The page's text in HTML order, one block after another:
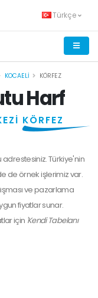
Türkçe
KOCAELI KÖRFEZ
Harf
KÖRFEZ
Türkiye'nin
de örnek işlerimiz var.
ve pazarlama
fiyatlar sunar.
için 'Kendi Tabelanı